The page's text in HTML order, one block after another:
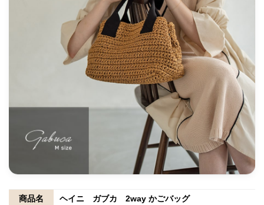
商品名
ヘイニ ガブカ 2way かごバッグ